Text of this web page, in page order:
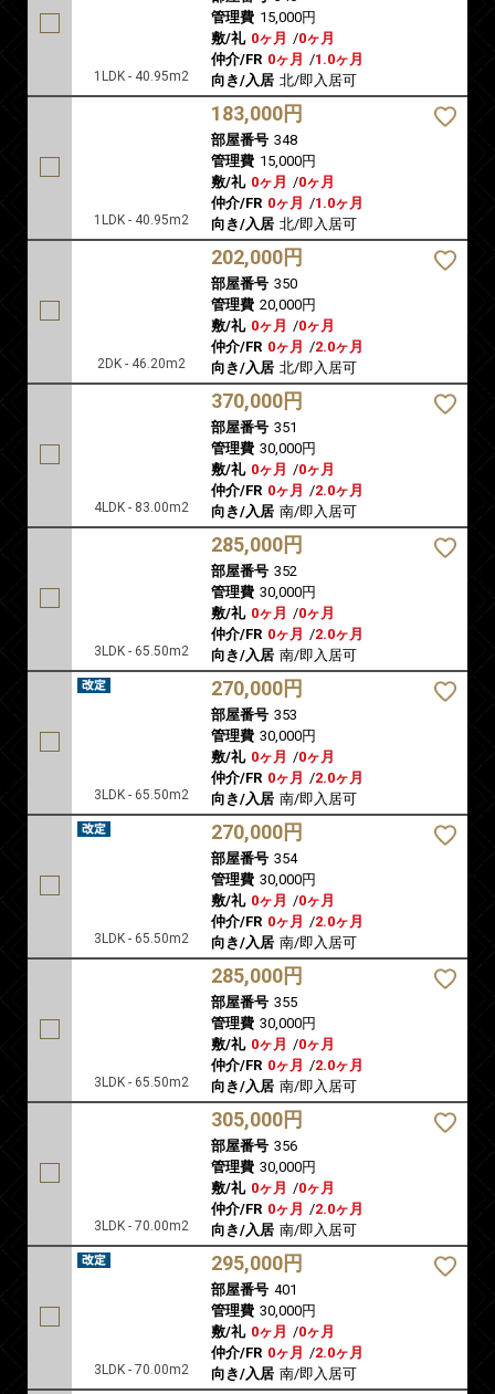
1LDK - 40.95m2
管理費 15,000円
敷/礼 0ヶ月 /0ヶ月
仲介/FR 0ヶ月 /1.0ヶ月
向き/入居 北/即入居可
1LDK - 40.95m2
183,000円
部屋番号 348
管理費 15,000円
敷/礼 0ヶ月 /0ヶ月
仲介/FR 0ヶ月 /1.0ヶ月
向き/入居 北/即入居可
2DK - 46.20m2
202,000円
部屋番号 350
管理費 20,000円
敷/礼 0ヶ月 /0ヶ月
仲介/FR 0ヶ月 /2.0ヶ月
向き/入居 北/即入居可
4LDK - 83.00m2
370,000円
部屋番号 351
管理費 30,000円
敷/礼 0ヶ月 /0ヶ月
仲介/FR 0ヶ月 /2.0ヶ月
向き/入居 南/即入居可
3LDK - 65.50m2
285,000円
部屋番号 352
管理費 30,000円
敷/礼 0ヶ月 /0ヶ月
仲介/FR 0ヶ月 /2.0ヶ月
向き/入居 南/即入居可
3LDK - 65.50m2
270,000円
部屋番号 353
管理費 30,000円
敷/礼 0ヶ月 /0ヶ月
仲介/FR 0ヶ月 /2.0ヶ月
向き/入居 南/即入居可
3LDK - 65.50m2
270,000円
部屋番号 354
管理費 30,000円
敷/礼 0ヶ月 /0ヶ月
仲介/FR 0ヶ月 /2.0ヶ月
向き/入居 南/即入居可
3LDK - 65.50m2
285,000円
部屋番号 355
管理費 30,000円
敷/礼 0ヶ月 /0ヶ月
仲介/FR 0ヶ月 /2.0ヶ月
向き/入居 南/即入居可
3LDK - 70.00m2
305,000円
部屋番号 356
管理費 30,000円
敷/礼 0ヶ月 /0ヶ月
仲介/FR 0ヶ月 /2.0ヶ月
向き/入居 南/即入居可
3LDK - 70.00m2
295,000円
部屋番号 401
管理費 30,000円
敷/礼 0ヶ月 /0ヶ月
仲介/FR 0ヶ月 /2.0ヶ月
向き/入居 南/即入居可